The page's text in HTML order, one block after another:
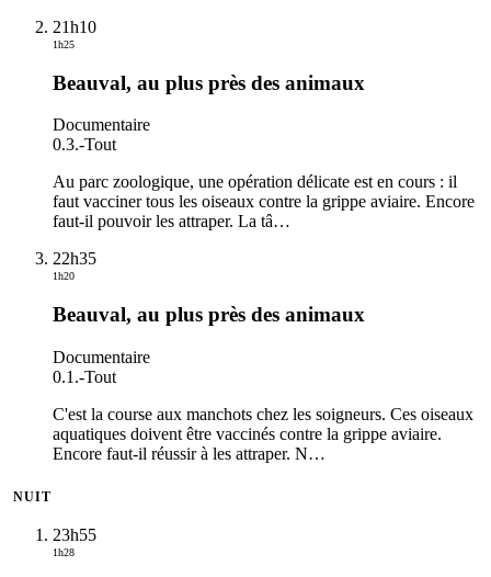
21h10
1h25
Beauval, au plus près des animaux
Documentaire
0.3.-Tout
Au parc zoologique, une opération délicate est en cours : il
faut vacciner tous les oiseaux contre la grippe aviaire. Encore
faut-il pouvoir les attraper. La tâ…
22h35
1h20
Beauval, au plus près des animaux
Documentaire
0.1.-Tout
C'est la course aux manchots chez les soigneurs. Ces oiseaux
aquatiques doivent être vaccinés contre la grippe aviaire.
Encore faut-il réussir à les attraper. N…
NUIT
23h55
1h28